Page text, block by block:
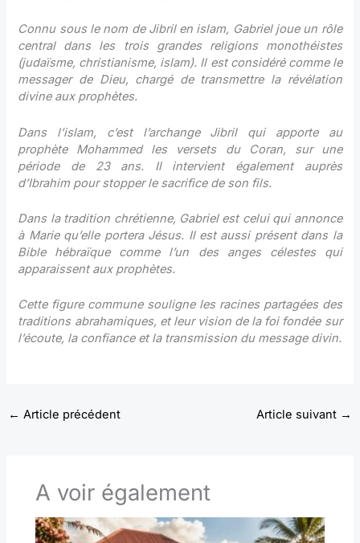
Connu sous le nom de Jibril en islam, Gabriel joue un rôle
central dans les trois grandes religions monothéistes
(judaïsme, christianisme, islam). Il est considéré comme le
messager de Dieu, chargé de transmettre la révélation
divine aux prophètes.
Dans l’islam, c’est l’archange Jibril qui apporte au
prophète Mohammed les versets du Coran, sur une
période de 23 ans. Il intervient également auprès
d’Ibrahim pour stopper le sacrifice de son fils.
Dans la tradition chrétienne, Gabriel est celui qui annonce
à Marie qu’elle portera Jésus. Il est aussi présent dans la
Bible hébraïque comme l’un des anges célestes qui
apparaissent aux prophètes.
Cette figure commune souligne les racines partagées des
traditions abrahamiques, et leur vision de la foi fondée sur
l’écoute, la confiance et la transmission du message divin.
← Article précédent Article suivant →
A voir également